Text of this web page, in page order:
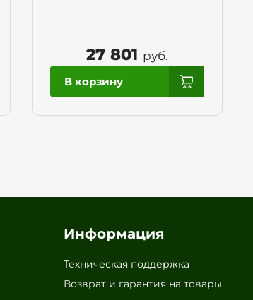
27 801 руб.
Информация
Техническая поддержка
Возврат и гарантия на товары